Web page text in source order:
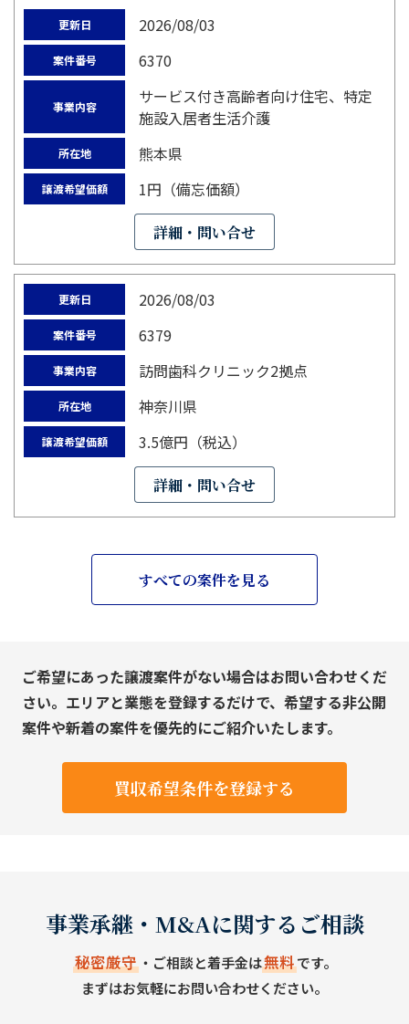
更新日 2026/08/03
案件番号 6370
事業内容
サービス付き高齢者向け住宅、特定
施設入居者生活介護
所在地 熊本県
譲渡希望価額 1円（備忘価額）
詳細・問い合せ
更新日 2026/08/03
案件番号 6379
事業内容 訪問歯科クリニック2拠点
所在地 神奈川県
譲渡希望価額 3.5億円（税込）
詳細・問い合せ
すべての案件を見る
ご希望にあった譲渡案件がない場合はお問い合わせくだ
さい。エリアと業態を登録するだけで、希望する非公開
案件や新着の案件を優先的にご紹介いたします。
買収希望条件を登録する
事業承継・M&Aに関するご相談
秘密厳守・ご相談と着手金は無料です。
まずはお気軽にお問い合わせください。